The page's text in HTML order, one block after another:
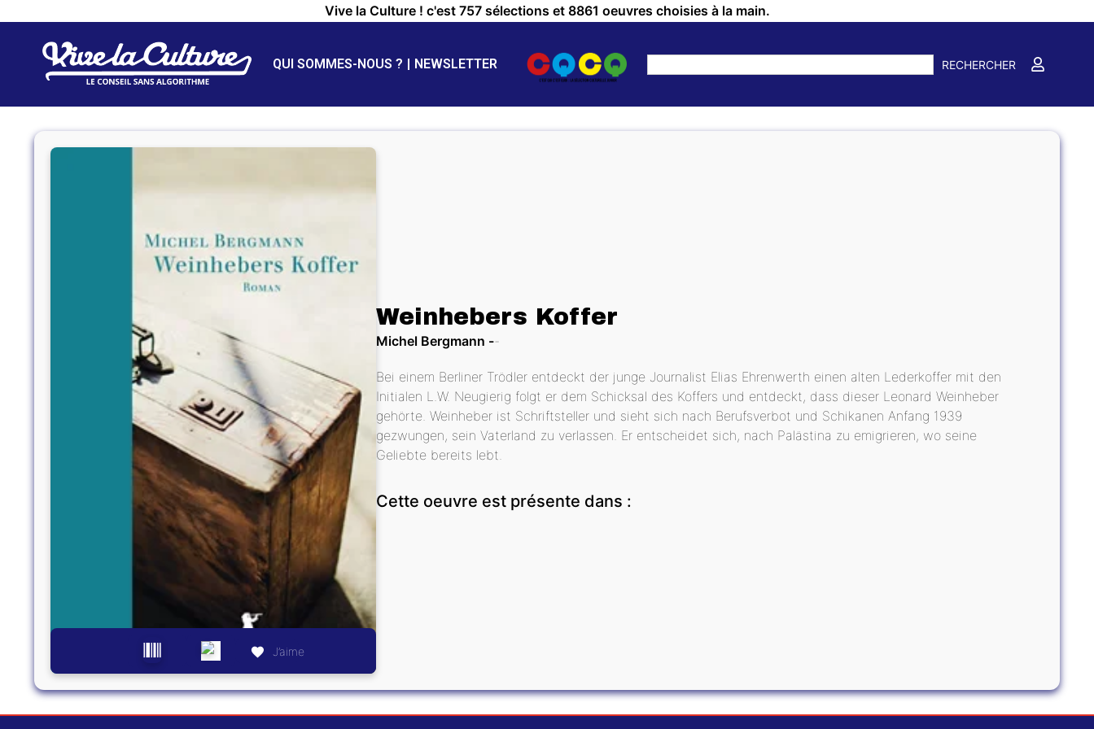
Vive la Culture ! c'est 757 sélections et 8861 oeuvres choisies à la main.
QUI SOMMES-NOUS ? NEWSLETTER RECHERCHER
J’aime
Weinhebers Koffer
Michel Bergmann
Bei einem Berliner Trödler entdeckt der junge Journalist Elias Ehrenwerth einen alten Lederkoffer mit den
Initialen L.W. Neugierig folgt er dem Schicksal des Koffers und entdeckt, dass dieser Leonard Weinheber
gehörte. Weinheber ist Schriftsteller und sieht sich nach Berufsverbot und Schikanen Anfang 1939
gezwungen, sein Vaterland zu verlassen. Er entscheidet sich, nach Palästina zu emigrieren, wo seine
Geliebte bereits lebt.
Cette oeuvre est présente dans :